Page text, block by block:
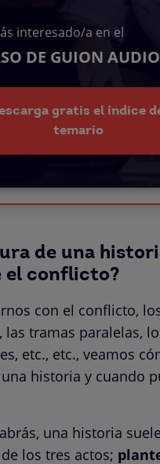
interesado/a en el
DE GUION
gratis el índice
temario
de una
el conflicto?
con el conflicto,
las tramas paralelas,
etc., etc., veamos
historia y cuando
una historia
los tres actos;